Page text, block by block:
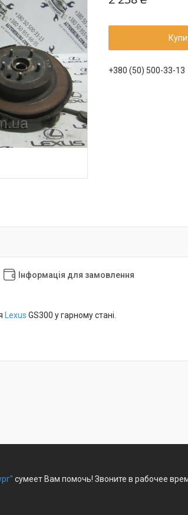
+380 (50) 500-33-13
Інформація для замовлення
Lexus GS300 у гарному стані.
сумеет Вам помочь! Звоните в рабочее